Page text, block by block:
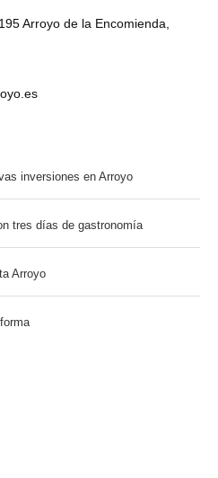
Arroyo de la Encomienda,
inversiones en Arroyo
tres días de gastronomía
Arroyo